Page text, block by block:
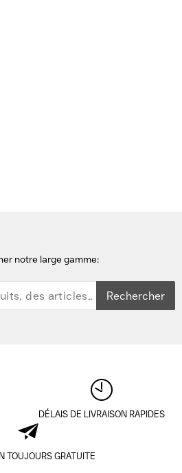
notre large gamme:
Rechercher
DÉLAIS DE LIVRAISON RAPIDES
TOUJOURS GRATUITE